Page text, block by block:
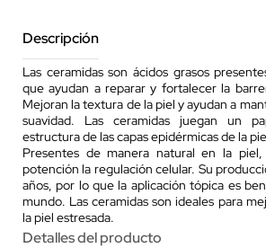
Descripción
Las ceramidas son ácidos grasos
que ayudan a reparar y fortalecer la
Mejoran la textura de la piel y ayudan a
suavidad. Las ceramidas juegan un
estructura de las capas epidérmicas de la
Presentes de manera natural en la
potención la regulación celular. Su
años, por lo que la aplicación tópica es
mundo. Las ceramidas son ideales para
la piel estresada.
Detalles del producto